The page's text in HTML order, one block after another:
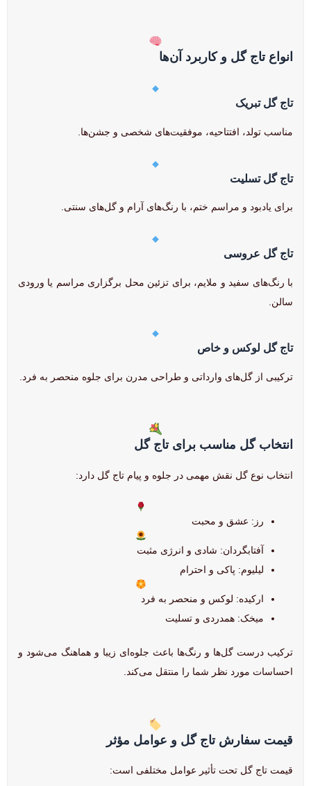
انواع تاج گل و کاربرد آن‌ها
تاج گل تبریک
مناسب تولد، افتتاحیه، موفقیت‌های شخصی و جشن‌ها.
تاج گل تسلیت
برای یادبود و مراسم ختم، با رنگ‌های آرام و گل‌های سنتی.
تاج گل عروسی
با رنگ‌های سفید و ملایم، برای تزئین محل برگزاری مراسم یا ورودی
سالن.
تاج گل لوکس و خاص
ترکیبی از گل‌های وارداتی و طراحی مدرن برای جلوه منحصر به فرد.
انتخاب گل مناسب برای تاج گل
انتخاب نوع گل نقش مهمی در جلوه و پیام تاج گل دارد:
رز: عشق و محبت
آفتابگردان: شادی و انرژی مثبت
لیلیوم: پاکی و احترام
ارکیده: لوکس و منحصر به فرد
میخک: همدردی و تسلیت
ترکیب درست گل‌ها و رنگ‌ها باعث جلوه‌ای زیبا و هماهنگ می‌شود و
احساسات مورد نظر شما را منتقل می‌کند.
قیمت سفارش تاج گل و عوامل مؤثر
قیمت تاج گل تحت تأثیر عوامل مختلفی است: